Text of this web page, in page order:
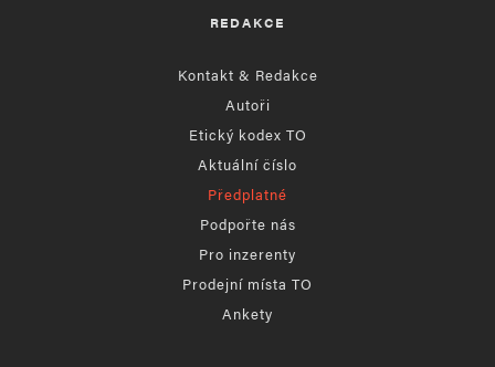
REDAKCE
Kontakt & Redakce
Autoři
Etický kodex TO
Aktuální číslo
Předplatné
Podpořte nás
Pro inzerenty
Prodejní místa TO
Ankety